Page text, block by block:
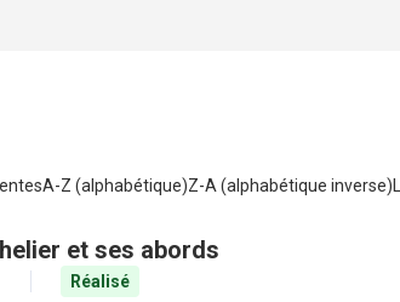
A-Z (alphabétique)Z-A (alphabétique inverse)
et ses abords
Réalisé